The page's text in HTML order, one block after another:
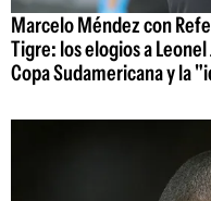
Marcelo Méndez con
Tigre: los elogios a
Copa Sudamericana y la